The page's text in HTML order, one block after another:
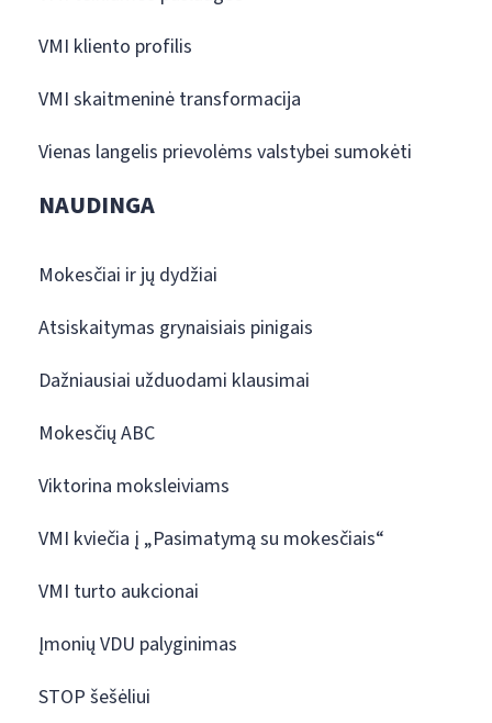
VMI kliento profilis
VMI skaitmeninė transformacija
Vienas langelis prievolėms valstybei sumokėti
NAUDINGA
Mokesčiai ir jų dydžiai
Atsiskaitymas grynaisiais pinigais
Dažniausiai užduodami klausimai
Mokesčių ABC
Viktorina moksleiviams
VMI kviečia į „Pasimatymą su mokesčiais“
VMI turto aukcionai
Įmonių VDU palyginimas
STOP šešėliui